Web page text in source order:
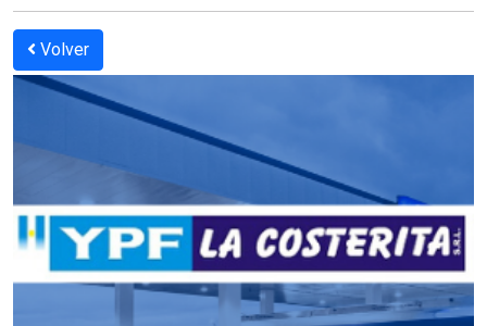
Volver